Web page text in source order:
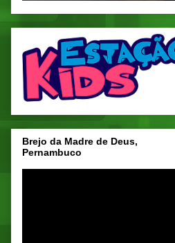
Brejo da Madre de Deus,
Pernambuco